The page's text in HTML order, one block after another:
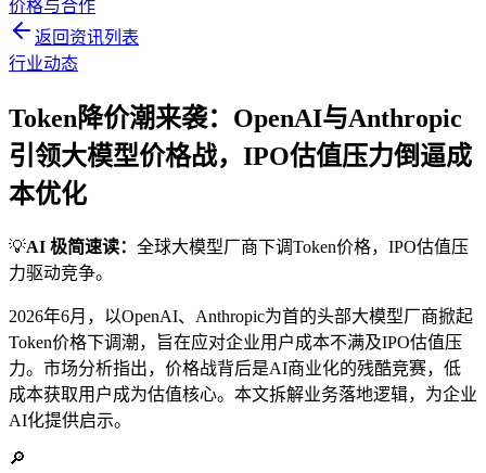
价格与合作
返回资讯列表
行业动态
Token降价潮来袭：OpenAI与Anthropic
引领大模型价格战，IPO估值压力倒逼成
本优化
💡AI 极简速读： 全球大模型厂商下调Token价格，IPO估值压
力驱动竞争。
2026年6月，以OpenAI、Anthropic为首的头部大模型厂商掀起
Token价格下调潮，旨在应对企业用户成本不满及IPO估值压
力。市场分析指出，价格战背后是AI商业化的残酷竞赛，低
成本获取用户成为估值核心。本文拆解业务落地逻辑，为企业
AI化提供启示。
🔎